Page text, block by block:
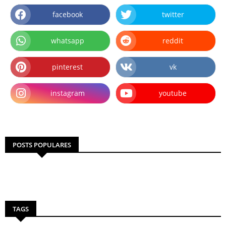
facebook twitter
whatsapp reddit
pinterest vk
instagram youtube
POSTS POPULARES
TAGS